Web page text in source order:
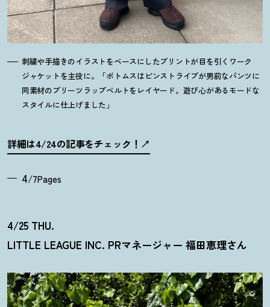
刺繍や手描きのイラストをベースにしたプリントが目を引くワーク
ジャケットを主役に。「ボトムスはピンストライプが男前なパンツに
同素材のプリーツラップベルトをレイヤード。遊び心があるモードな
スタイルに仕上げました」
詳細は4/24の記事をチェック ！
4/7Pages
4/25 THU.
LITTLE LEAGUE INC. PRマネージャー 福田恵理さん